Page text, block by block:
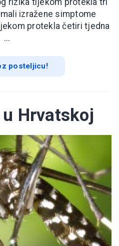
izražene simptome
protekla četiri tjedna
...
posteljicu!
Hrvatskoj